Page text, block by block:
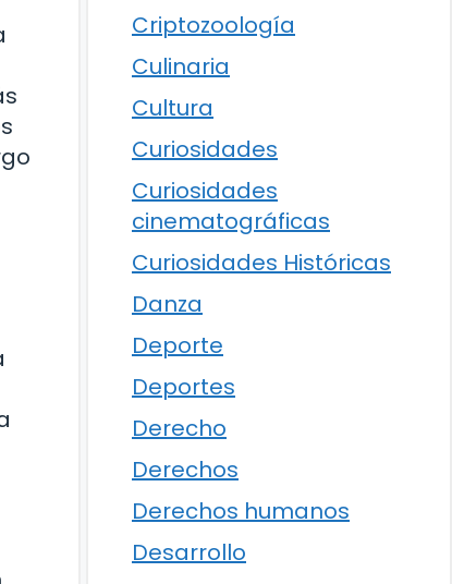
Criptozoología
Culinaria
Cultura
Curiosidades
Curiosidades
cinematográficas
Curiosidades Históricas
Danza
Deporte
Deportes
Derecho
Derechos
Derechos humanos
Desarrollo